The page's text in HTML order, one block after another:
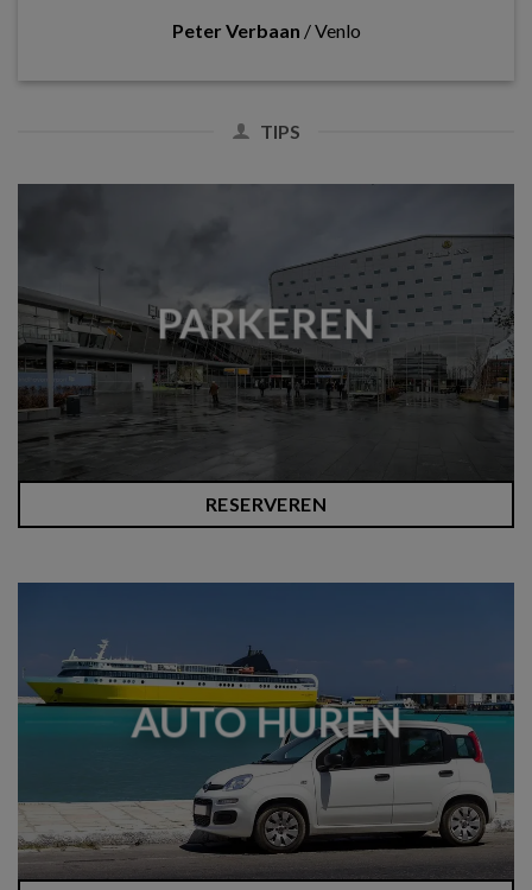
Peter Verbaan /Venlo
TIPS
PARKEREN
RESERVEREN
AUTO HUREN